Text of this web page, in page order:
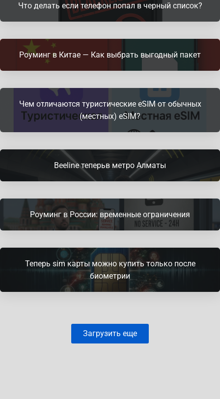
Что делать если телефон попал в черный список?
Роуминг в Китае — Как выбрать выгодный пакет
Чем отличаются туристические eSIM от обычных
(местных) eSIM?
Beeline теперьв метро Алматы
Роуминг в России: временные ограничения
Теперь sim карты можно купить только после
биометрии
Загрузить еще